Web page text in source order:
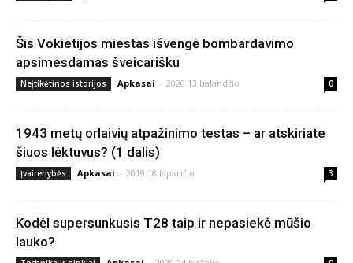
Šis Vokietijos miestas išvengė bombardavimo
apsimesdamas šveicarišku
Neįtikėtinos istorijos Apkasai - 2020 13 balandžio 0
1943 metų orlaivių atpažinimo testas – ar atskiriate
šiuos lėktuvus? (1 dalis)
Įvairenybės Apkasai - 2019 18 lapkričio 3
Kodėl supersunkusis T28 taip ir nepasiekė mūšio
lauko?